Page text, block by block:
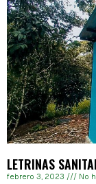
LETRINAS
febrero 3, 2023 No